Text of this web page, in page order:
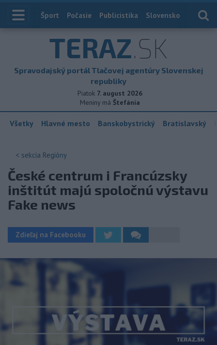
Index
Šport Počasie Publicistika Slovensko
TERAZ.SK
Spravodajský portál Tlačovej agentúry Slovenskej
republiky
Piatok 7. august 2026
Meniny má Štefánia
Všetky Hlavné mesto Banskobystrický Bratislavský
< sekcia Regióny
České centrum i Francúzsky
inštitút majú spoločnú výstavu
Fake news
Zdieľaj na Facebooku